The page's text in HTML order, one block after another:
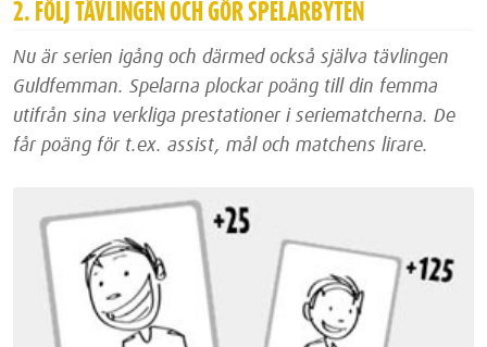
2. FÖLJ TÄVLINGEN OCH GÖR SPELARBYTEN
Nu är serien igång och därmed också själva tävlingen
Guldfemman. Spelarna plockar poäng till din femma
utifrån sina verkliga prestationer i seriematcherna. De
får poäng för t.ex. assist, mål och matchens lirare.